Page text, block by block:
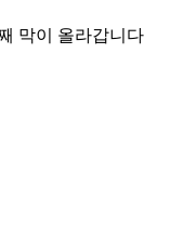
막이 올라갑니다